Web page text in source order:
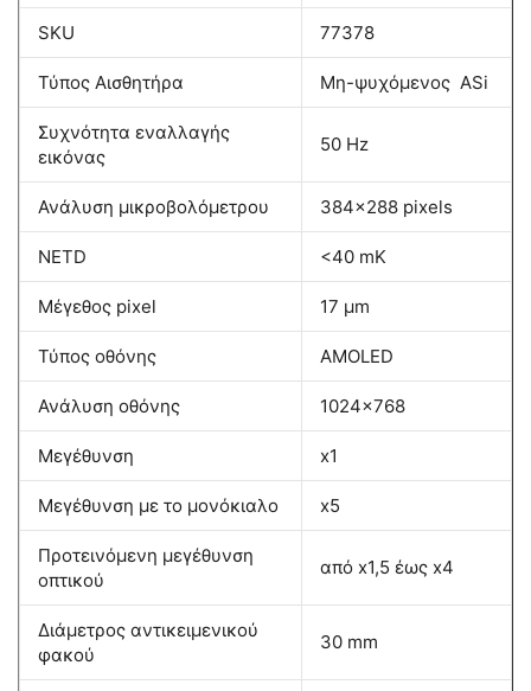
SKU 77378
Τύπος Αισθητήρα Μη-ψυχόμενος ASi
Συχνότητα εναλλαγής
εικόνας
50 Hz
Ανάλυση μικροβολόμετρου 384×288 pixels
NETD <40 mK
Μέγεθος pixel 17 μm
Τύπος οθόνης AMOLED
Ανάλυση οθόνης 1024×768
Μεγέθυνση x1
Μεγέθυνση με το μονόκιαλο x5
Προτεινόμενη μεγέθυνση
οπτικού
από x1,5 έως x4
Διάμετρος αντικειμενικού
φακού
30 mm